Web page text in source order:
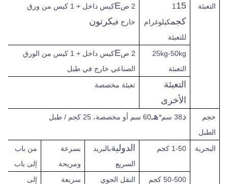
التعبئة 115
كجمكيلوغرام
للتعبئة
2 ص E
كيس داخل + 1 كيس من ورق
خارج فيكرتون
25kg-50kg
التعبئة
2 ص E
كيس داخل + 1 كيس من الورق
الصناعي خارج في طبل
التعبئة
الأخرى
تعبئة مخصصة
حجم
الطبل
د38 سم* هـ60 سم أو مخصصة، 25 كجم / طبل
البحرية 1-50 كجم الدوليةبالبريد
السريع
بسرعة
ومريحة
من باب
إلى باب
50-500 كجم
النقل الجوي
سريعة
إلى